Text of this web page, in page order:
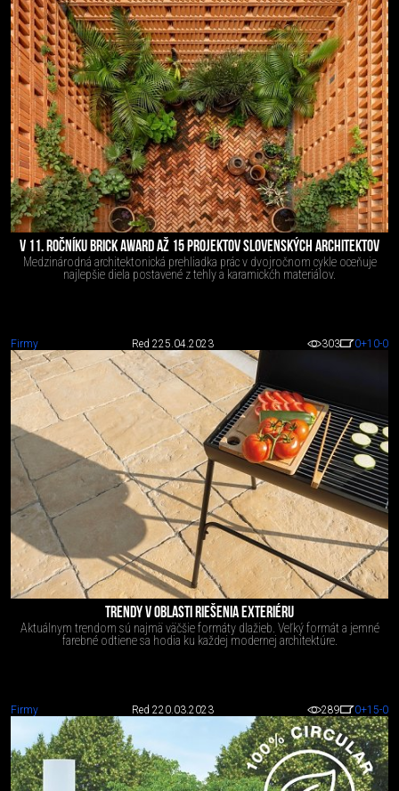
V 11. ROČNÍKU BRICK AWARD AŽ 15 PROJEKTOV SLOVENSKÝCH ARCHITEKTOV
Medzinárodná architektonická prehliadka prác v dvojročnom cykle oceňuje
najlepšie diela postavené z tehly a karamickćh materiálov.
Firmy Red 225.04.2023 303 0+10-0
TRENDY V OBLASTI RIEŠENIA EXTERIÉRU
Aktuálnym trendom sú najmä väčšie formáty dlažieb. Veľký formát a jemné
farebné odtiene sa hodia ku každej modernej architektúre.
Firmy Red 220.03.2023 289 0+15-0